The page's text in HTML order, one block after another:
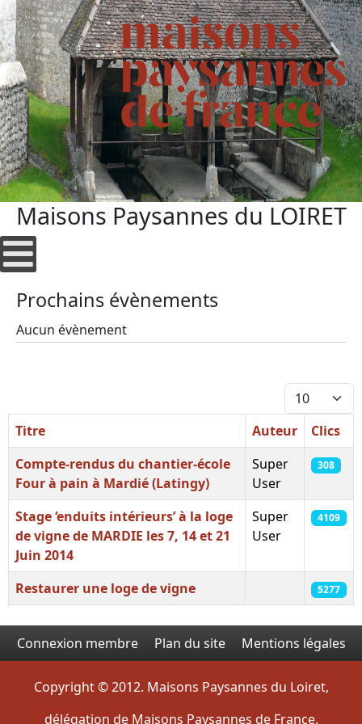
Maisons Paysannes du LOIRET
Prochains évènements
Aucun évènement
Afficher #
Titre Auteur
Clics
Compte-rendus du chantier-école
Four à pain à Mardié (Latingy)
Super
User
308
Stage ‘enduits intérieurs’ à la loge
de vigne de MARDIE les 7, 14 et 21
Juin 2014
Super
User
4109
Restaurer une loge de vigne 5277
Connexion membre Plan du site Mentions légales
Copyright © 2012. Maisons Paysannes du Loiret,
délégation de Maisons Paysannes de France.